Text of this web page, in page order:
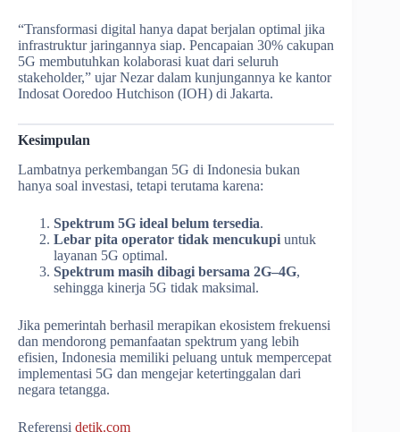
“Transformasi digital hanya dapat berjalan optimal jika
infrastruktur jaringannya siap. Pencapaian 30% cakupan
5G membutuhkan kolaborasi kuat dari seluruh
stakeholder,” ujar Nezar dalam kunjungannya ke kantor
Indosat Ooredoo Hutchison (IOH) di Jakarta.
Kesimpulan
Lambatnya perkembangan 5G di Indonesia bukan
hanya soal investasi, tetapi terutama karena:
Spektrum 5G ideal belum tersedia.
Lebar pita operator tidak mencukupi untuk
layanan 5G optimal.
Spektrum masih dibagi bersama 2G–4G,
sehingga kinerja 5G tidak maksimal.
Jika pemerintah berhasil merapikan ekosistem frekuensi
dan mendorong pemanfaatan spektrum yang lebih
efisien, Indonesia memiliki peluang untuk mempercepat
implementasi 5G dan mengejar ketertinggalan dari
negara tetangga.
Referensi detik.com